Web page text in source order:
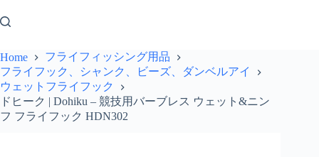
へ
キ
ッ
プ
カ
Home
フライフィッシング用品
フライフック、シャンク、ビーズ、ダンベルアイ
ウェットフライフック
ドヒーク | Dohiku – 競技用バーブレス ウェット&ニン
フ フライフック HDN302